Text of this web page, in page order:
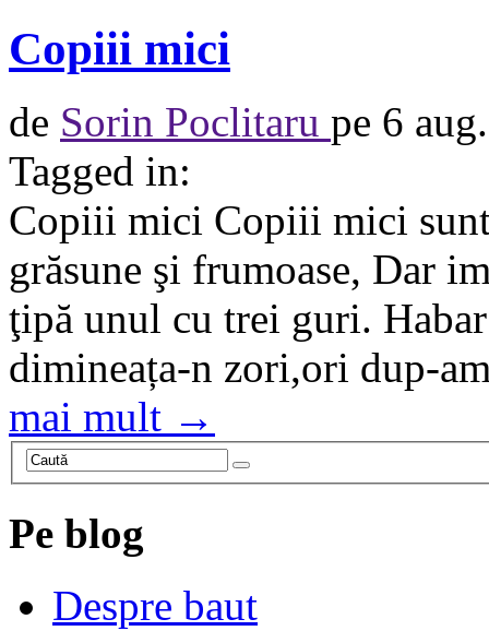
Copiii mici
de Sorin Poclitaru pe 6
Tagged in:
Copiii mici Copiii mici
grăsune şi frumoase, Dar
ţipă unul cu trei guri.
dimineața-n zori,ori dup-
mai mult →
Pe blog
Despre baut